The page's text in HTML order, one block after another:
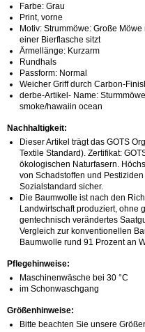
Farbe: Grau
Print, vorne
Motiv: Strummöwe: Große
einer Bierflasche sitzt
Ärmellänge: Kurzarm
Rundhals
Passform: Normal
Weicher Griff durch Carbon-
derbe-Artikel- Name:
smoke/hawaiin ocean
Nachhaltigkeit:
Dieser Artikel trägt das GOTS
Textile Standard). Zertifikat:
ökologischen Naturfasern.
von Schadstoffen und
Sozialstandard sicher.
Die Baumwolle ist nach den
Landwirtschaft produziert, ohne
gentechnisch verändertes
Vergleich zur konventionellen
Baumwolle rund 91 Prozent an
Pflegehinweise:
Maschinenwäsche bei 30 °C
im Schonwaschgang
Größenhinweise:
Bitte beachten Sie unsere